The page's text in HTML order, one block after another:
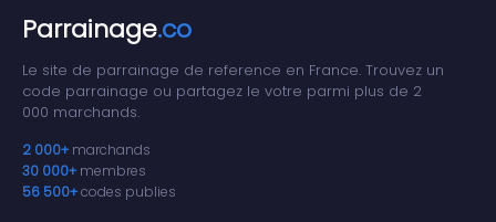
Parrainage.co
Le site de parrainage de reference en France. Trouvez un
code parrainage ou partagez le votre parmi plus de 2
000 marchands.
2 000+ marchands
30 000+ membres
56 500+codes publies